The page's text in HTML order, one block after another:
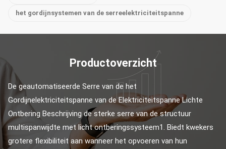
het gordijnsystemen van de serreelektriciteitspanne
Productoverzicht
De geautomatiseerde Serre van de het
Gordijnelektriciteitspanne van de Elektriciteitspanne Lichte
Ontbering Beschrijving de sterke serre van de structuur
multispanwijdte met licht ontberingssysteem1. Biedt kwekers
grotere flexibiliteit aan wanneer het opvoeren van hun